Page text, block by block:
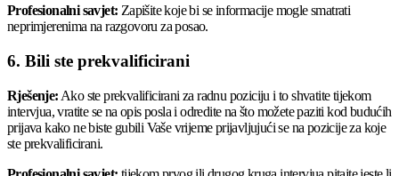
Profesionalni savjet: Zapišite koje bi se informacije mogle smatrati
neprimjerenima na razgovoru za posao.
6. Bili ste prekvalificirani
Rješenje: Ako ste prekvalificirani za radnu poziciju i to shvatite tijekom
intervjua, vratite se na opis posla i odredite na što možete paziti kod budućih
prijava kako ne biste gubili Vaše vrijeme prijavljujući se na pozicije za koje
ste prekvalificirani.